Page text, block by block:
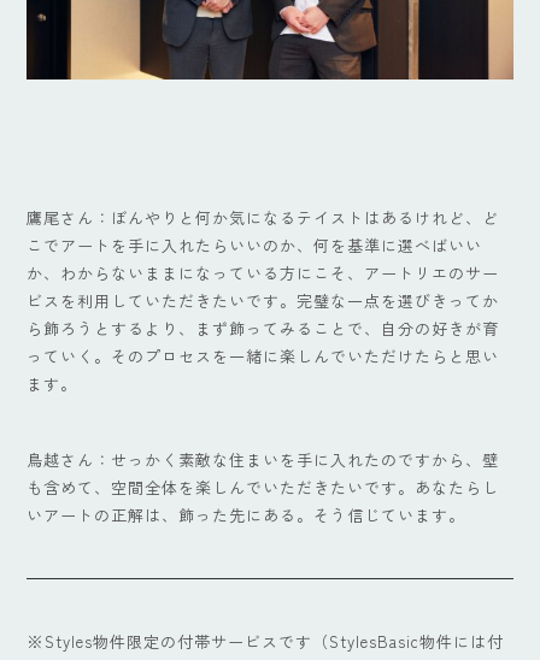
鷹尾さん：ぼんやりと何か気になるテイストはあるけれど、ど
こでアートを手に入れたらいいのか、何を基準に選べばいい
か、わからないままになっている方にこそ、アートリエのサー
ビスを利用していただきたいです。完璧な一点を選びきってか
ら飾ろうとするより、まず飾ってみることで、自分の好きが育
っていく。そのプロセスを一緒に楽しんでいただけたらと思い
ます。
鳥越さん：せっかく素敵な住まいを手に入れたのですから、壁
も含めて、空間全体を楽しんでいただきたいです。あなたらし
いアートの正解は、飾った先にある。そう信じています。
※Styles物件限定の付帯サービスです（StylesBasic物件には付